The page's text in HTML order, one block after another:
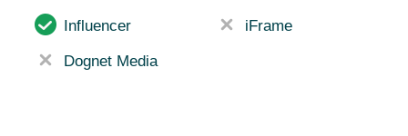
Influencer iFrame
Dognet Media